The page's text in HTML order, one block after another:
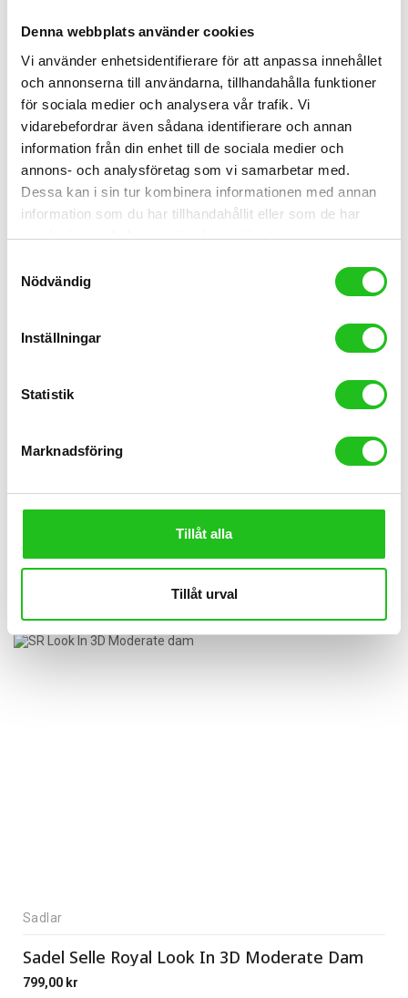
Denna webbplats använder cookies
Vi använder enhetsidentifierare för att anpassa innehållet
och annonserna till användarna, tillhandahålla funktioner
för sociala medier och analysera vår trafik. Vi
vidarebefordrar även sådana identifierare och annan
information från din enhet till de sociala medier och
annons- och analysföretag som vi samarbetar med.
Dessa kan i sin tur kombinera informationen med annan
information som du har tillhandahållit eller som de har
samlat in när du har använt deras tjänster.
Nödvändig
Inställningar
Statistik
Marknadsföring
Tillåt alla
Tillåt urval
Sadlar
Sadel Selle Royal Country relaxed unisex
499,00kr
Sadel Selle Royal Float Relaxed Unisex
Sadlar
Sadel Selle Royal Look In 3D Moderate Dam
799,00 kr